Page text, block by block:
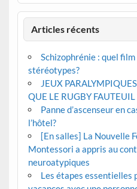
Articles récents
Schizophrénie : quel
stéréotypes?
JEUX
QUE LE RUGBY FAUTEUIL
Panne d’ascenseur en
l’hôtel?
[En salles] La Nouvelle
Montessori a appris au
neuroatypiques
Les étapes essentielles